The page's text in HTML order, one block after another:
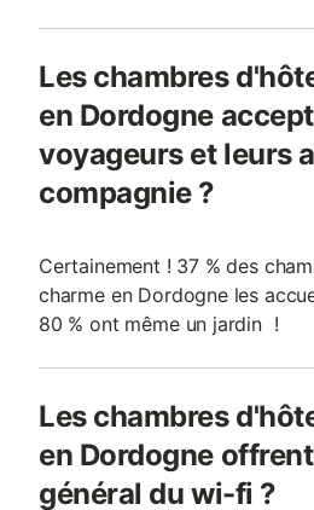
Les chambres
en Dordogne
voyageurs et leurs
compagnie ?
Certainement ! 37 % des
charme en Dordogne les
80 % ont même un jardin !
Les chambres
en Dordogne
général du wi-fi ?